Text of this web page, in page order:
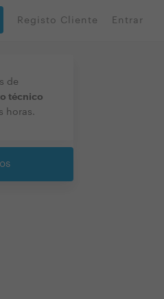
Registo Cliente Entrar
de
técnico
horas.